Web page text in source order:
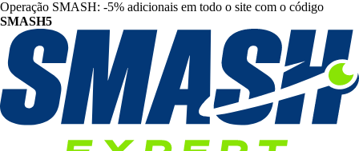
Operação SMASH: -5% adicionais em todo o site com o código
SMASH5